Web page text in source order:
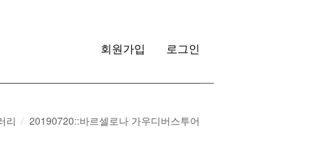
회원가입 로그인
리 20190720::바르셀로나 가우디버스투어